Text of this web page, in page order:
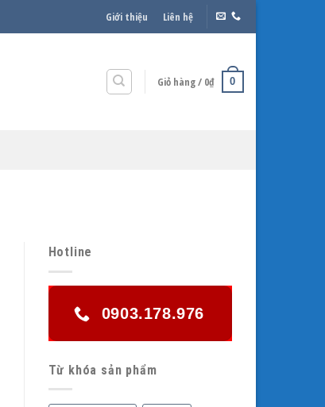
Giới thiệu Liên hệ
Giỏ hàng / 0₫ 0
Hotline
0903.178.976
Từ khóa sản phẩm